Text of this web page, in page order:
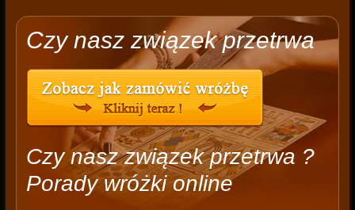
Czy nasz związek przetrwa
Czy nasz związek przetrwa ?
Porady wróżki online